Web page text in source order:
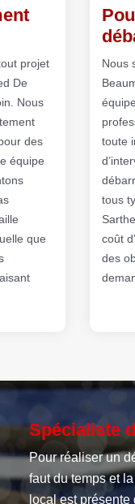
projet
De
Nous
des
équipe
que
Nous
toute
tous
coût
des
Spécialiste
Pour réaliser un
faut du temps et
local est présente